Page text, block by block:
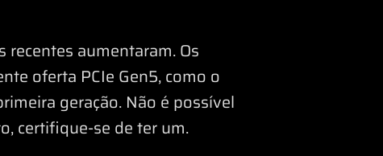
aumentaram. Os
oferta PCIe Gen5, como o
geração. Não é possível
certifique-se de ter um.